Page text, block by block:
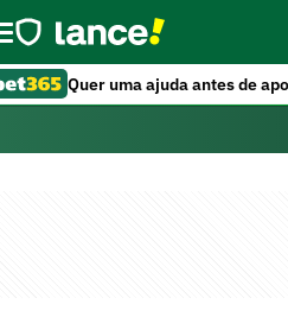
Quer uma ajuda antes de